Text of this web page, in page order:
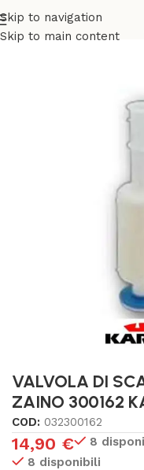
Skip to navigation
Skip to main content
Home/SANITARI/
VALVOLA DI
ZAINO 300162
COD: 032300162
14,90 €
8
8 disponibili